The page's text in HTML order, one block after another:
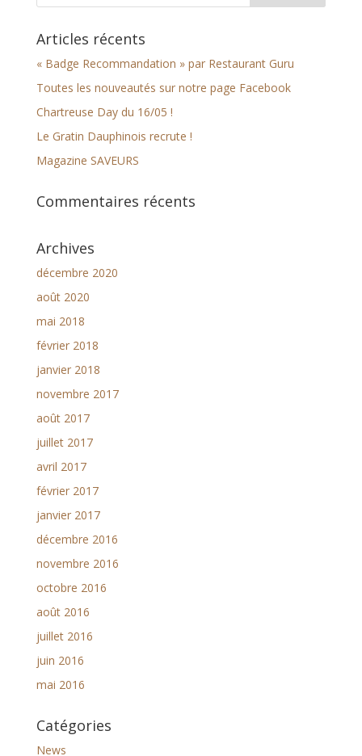
Articles récents
« Badge Recommandation » par Restaurant Guru
Toutes les nouveautés sur notre page Facebook
Chartreuse Day du 16/05 !
Le Gratin Dauphinois recrute !
Magazine SAVEURS
Commentaires récents
Archives
décembre 2020
août 2020
mai 2018
février 2018
janvier 2018
novembre 2017
août 2017
juillet 2017
avril 2017
février 2017
janvier 2017
décembre 2016
novembre 2016
octobre 2016
août 2016
juillet 2016
juin 2016
mai 2016
Catégories
News